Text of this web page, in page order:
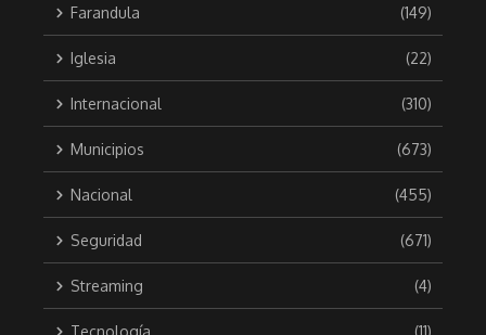
Farandula (149)
Iglesia (22)
Internacional (310)
Municipios (673)
Nacional (455)
Seguridad (671)
Streaming (4)